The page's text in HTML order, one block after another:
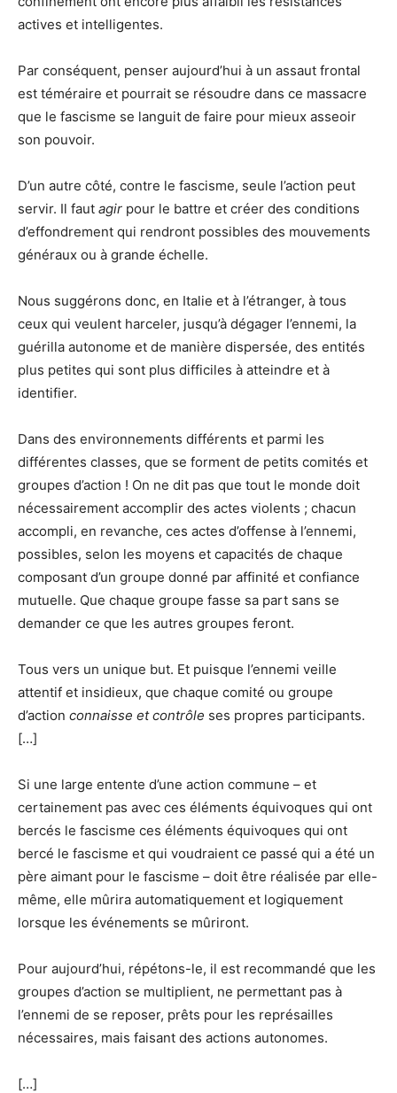
actives et intelligentes.
Par conséquent, penser aujourd’hui à un assaut frontal
est téméraire et pourrait se résoudre dans ce massacre
que le fascisme se languit de faire pour mieux asseoir
son pouvoir.
D’un autre côté, contre le fascisme, seule l’action peut
servir. Il faut agir pour le battre et créer des conditions
d’effondrement qui rendront possibles des mouvements
généraux ou à grande échelle.
Nous suggérons donc, en Italie et à l’étranger, à tous
ceux qui veulent harceler, jusqu’à dégager l’ennemi, la
guérilla autonome et de manière dispersée, des entités
plus petites qui sont plus difficiles à atteindre et à
identifier.
Dans des environnements différents et parmi les
différentes classes, que se forment de petits comités et
groupes d’action ! On ne dit pas que tout le monde doit
nécessairement accomplir des actes violents ; chacun
accompli, en revanche, ces actes d’offense à l’ennemi,
possibles, selon les moyens et capacités de chaque
composant d’un groupe donné par affinité et confiance
mutuelle. Que chaque groupe fasse sa part sans se
demander ce que les autres groupes feront.
Tous vers un unique but. Et puisque l’ennemi veille
attentif et insidieux, que chaque comité ou groupe
d’action connaisse et contrôle ses propres participants.
[…]
Si une large entente d’une action commune – et
certainement pas avec ces éléments équivoques qui ont
bercés le fascisme ces éléments équivoques qui ont
bercé le fascisme et qui voudraient ce passé qui a été un
père aimant pour le fascisme – doit être réalisée par elle-
même, elle mûrira automatiquement et logiquement
lorsque les événements se mûriront.
Pour aujourd’hui, répétons-le, il est recommandé que les
groupes d’action se multiplient, ne permettant pas à
l’ennemi de se reposer, prêts pour les représailles
nécessaires, mais faisant des actions autonomes.
[…]